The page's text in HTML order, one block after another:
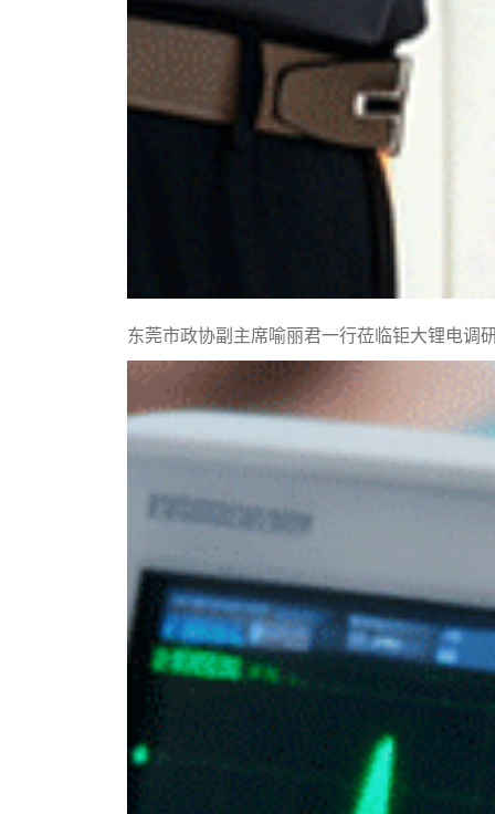
东莞市政协副主席喻丽君一行莅临钜大锂电调